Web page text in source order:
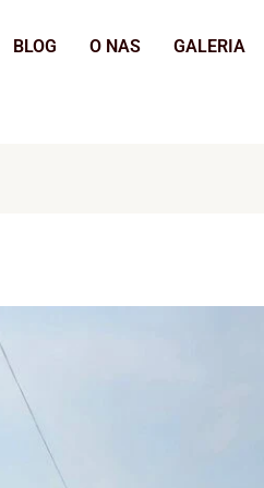
BLOG O NAS GALERIA